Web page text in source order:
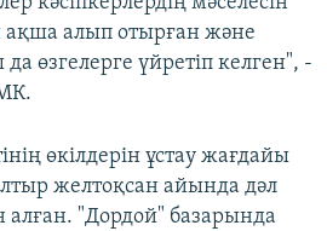
ақша алып отырған және
өзгелерге үйретіп келген", -
өкілдерін ұстау жағдайы
желтоқсан айында дәл
"Дордой" базарында